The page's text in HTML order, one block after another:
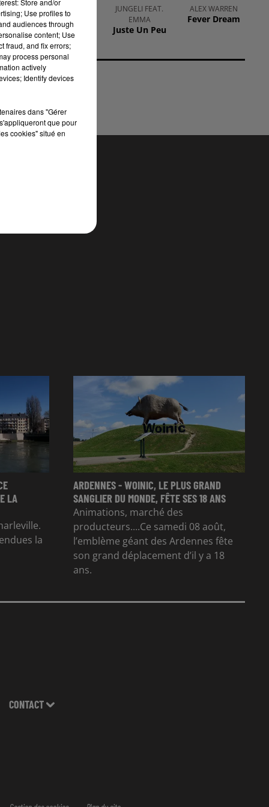
ELLA LANGLEY
Choosin' Texas
JUNGELI FEAT.
EMMA
Juste Un Peu
ALEX WARREN
Fever Dream
LA
la
ARDENNES - WOINIC, LE PLUS GRAND
SANGLIER DU MONDE, FÊTE SES 18 ANS
Animations, marché des
producteurs....Ce samedi 08 août,
l’emblème géant des Ardennes fête
son grand déplacement d’il y a 18
ans.
CONTACT
Use profiles to
audiences through
content; Use
fraud, and fix errors;
process personal
actively
Identify devices
dans "Gérer
que pour
cookies" situé en